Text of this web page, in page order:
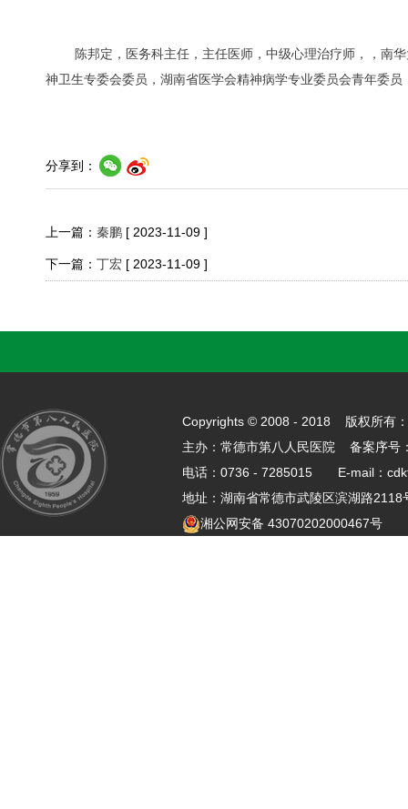
陈邦定，医务科主任，主任医师，中级心理治疗师，，南华
神卫生专委会委员，湖南省医学会精神病学专业委员会青年委
分享到：
上一篇： 秦鹏 [ 2023-11-09 ]
下一篇： 丁宏 [ 2023-11-09 ]
Copyrights © 2008 - 2018 版权所有
主办：常德市第八人民医院 备案序号
电话：0736 - 7285015 E-mail：
地址：湖南省常德市武陵区滨湖路
湘公网安备 43070202000467号